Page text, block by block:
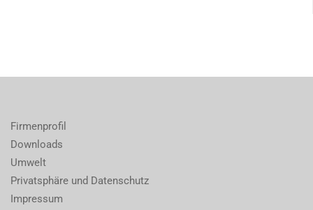
Firmenprofil
Downloads
Umwelt
Privatsphäre und Datenschutz
Impressum